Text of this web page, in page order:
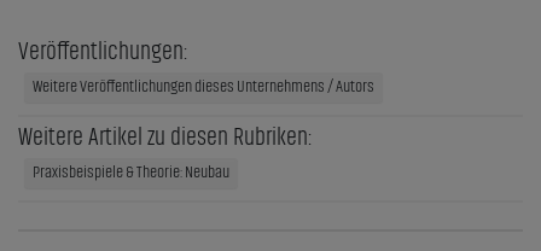
Veröffentlichungen:
Weitere Veröffentlichungen dieses Unternehmens / Autors
Weitere Artikel zu diesen Rubriken:
Praxisbeispiele & Theorie: Neubau